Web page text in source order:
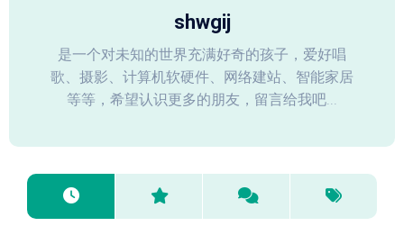
shwgij
是一个对未知的世界充满好奇的孩子，爱好唱
歌、摄影、计算机软硬件、网络建站、智能家居
等等，希望认识更多的朋友，留言给我吧...